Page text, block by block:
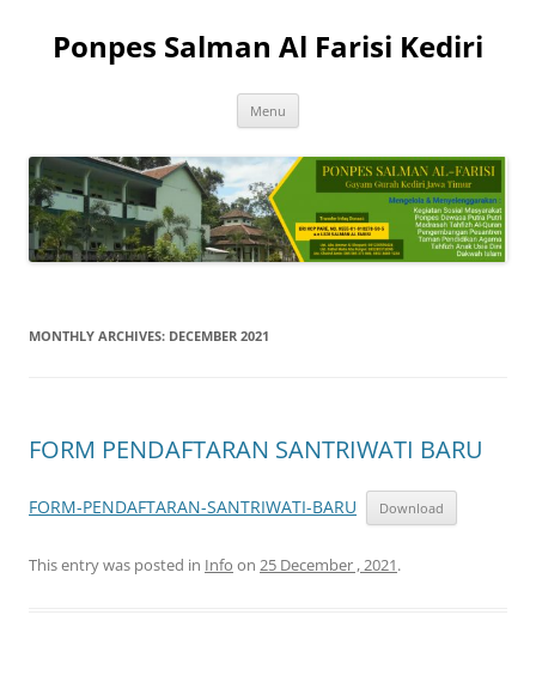
content
Ponpes Salman Al Farisi Kediri
Menu
MONTHLY ARCHIVES: DECEMBER 2021
FORM PENDAFTARAN SANTRIWATI BARU
FORM-PENDAFTARAN-SANTRIWATI-BARU Download
This entry was posted in Info on 25 December , 2021.